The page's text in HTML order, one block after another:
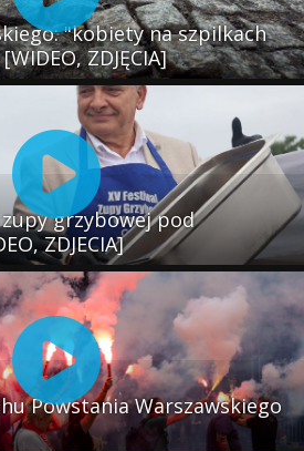
"kobiety na szpilkach
ZDJĘCIA]
grzybowej pod
ZDJECIA]
Powstania Warszawskiego